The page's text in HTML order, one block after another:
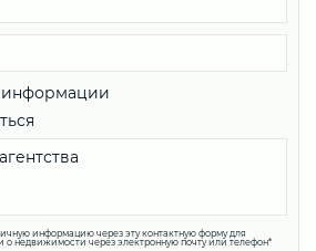
информации
информацию через эту контактную форму для
недвижимости через электронную почту или телефон*